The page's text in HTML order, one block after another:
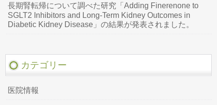
長期腎転帰について調べた研究「Adding Finerenone to
SGLT2 Inhibitors and Long-Term Kidney Outcomes in
Diabetic Kidney Disease」の結果が発表されました。
カテゴリー
医院情報